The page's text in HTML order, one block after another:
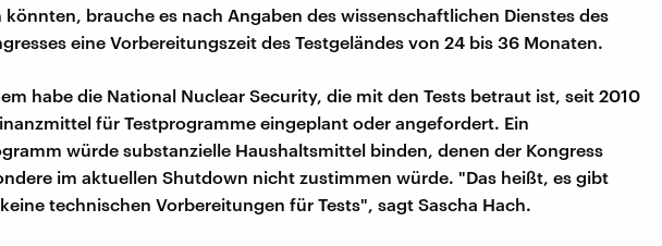
könnten, brauche es nach Angaben des wissenschaftlichen Dienstes des
eine Vorbereitungszeit des Testgeländes von 24 bis 36 Monaten.
habe die National Nuclear Security, die mit den Tests betraut ist, seit 2010
für Testprogramme eingeplant oder angefordert. Ein
würde substanzielle Haushaltsmittel binden, denen der Kongress
im aktuellen Shutdown nicht zustimmen würde. "Das heißt, es gibt
technischen Vorbereitungen für Tests", sagt Sascha Hach.